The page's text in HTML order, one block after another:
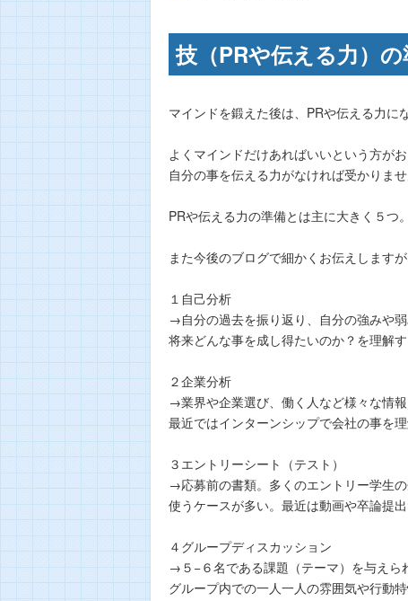
技（PRや伝える力）
マインドを鍛えた後は、PRや伝える力に
よくマインドだけあればいいという方がお
自分の事を伝える力がなければ受かりませ
PRや伝える力の準備とは主に大きく５つ。
また今後のブログで細かくお伝えします
１自己分析
→自分の過去を振り返り、自分の強みや
将来どんな事を成し得たいのか？を理解
２企業分析
→業界や企業選び、働く人など様々な情
最近ではインターンシップで会社の事を
３エントリーシート（テスト）
→応募前の書類。多くのエントリー学生
使うケースが多い。最近は動画や卒論提
４グループディスカッション
→５−６名である課題（テーマ）を与えら
グループ内での一人一人の雰囲気や行動